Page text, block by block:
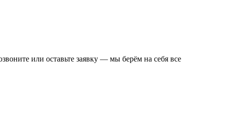
или оставьте заявку — мы берём на себя все